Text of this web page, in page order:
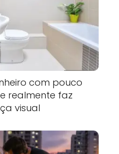
com pouco
realmente faz
visual